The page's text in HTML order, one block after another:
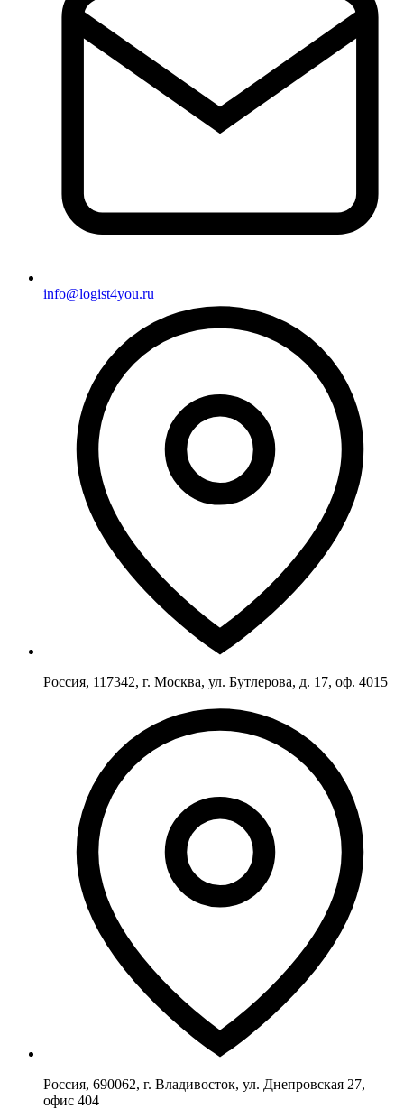
info@logist4you.ru
Россия, 117342, г. Москва, ул. Бутлерова, д. 17, оф. 4015
Россия, 690062, г. Владивосток, ул. Днепровская 27,
офис 404